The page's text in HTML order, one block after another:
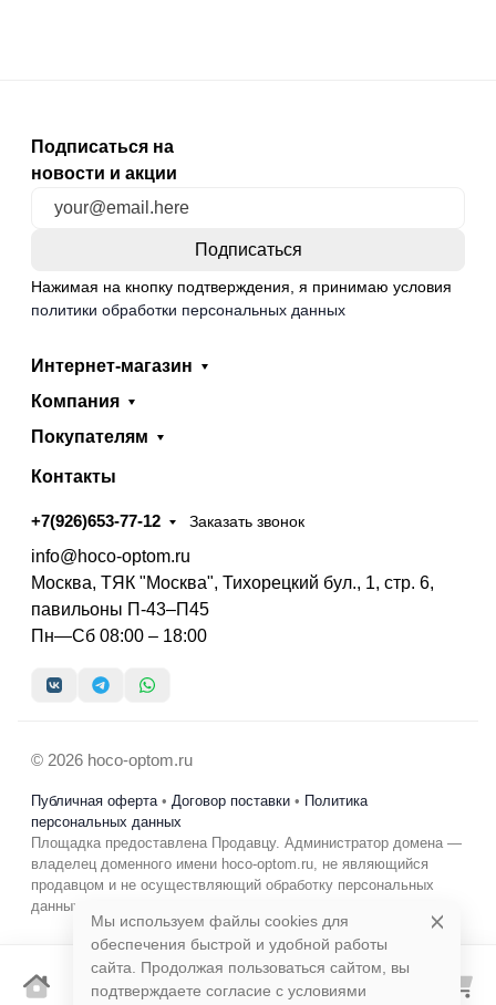
Подписаться на
новости и акции
Нажимая на кнопку подтверждения, я принимаю условия
политики обработки персональных данных
Интернет-магазин
Компания
Покупателям
Контакты
+7(926)653-77-12 Заказать звонок
info@hoco-optom.ru
Москва, ТЯК "Москва", Тихорецкий бул., 1, стр. 6,
павильоны П-43–П45
Пн—Сб 08:00 – 18:00
© 2026 hoco-optom.ru
Публичная оферта• Договор поставки • Политика
персональных данных
Площадка предоставлена Продавцу. Администратор домена —
владелец доменного имени hoco-optom.ru, не являющийся
продавцом и не осуществляющий обработку персональных
данных в коммерческих целях.
Мы используем файлы cookies для
обеспечения быстрой и удобной работы
сайта. Продолжая пользоваться сайтом, вы
подтверждаете согласие с условиями